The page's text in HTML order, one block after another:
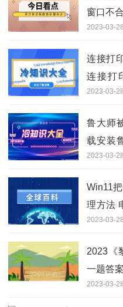
窗口不
2023-03-28
连接打
连接打
况？
2023-03-28
鲁大师
载安装
法
2023-03-28
Win11
理方法
怎么办？
2023-03-28
2023《
一题答
2023-03-28